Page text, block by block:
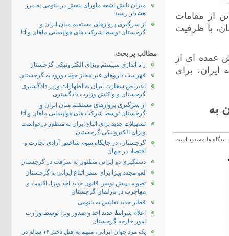
از مقامات
با ظرفیت
عمده ای از
برای
به
دیدگاه ها مسدود است
میزان تابش اشعه ماورای بنفش در باتومی به مرز
هشدار رسید
از سرگیری پروازهای مستقیم میان ایران و
گرجستان توسط شرکت های هواپیمایی ماهان و آتا
مطالب پر بحث
راه اندازی سیستم ویزای الکترونیکی گرجستان
فهرست داروهای غیر مجاز جهت ورود به گرجستان
اعتراض سفارت ایران به اظهارات وزیر دادگستری
گرجستان و واکنش وزارت دادگستری
از سرگیری پروازهای مستقیم میان ایران و
گرجستان توسط شرکت های هواپیمایی ماهان و آتا
تسهیلات جدید برای اتباع ایران به منظور درخواست
ویزای الکترونیکی گرجستان
گرجستان، در جایگاه سوم شاخص آزادی تجارت و
اقتصاد در جهان
دستگیری دو ایرانی مظنون به سرقت در گرجستان
لغو مجدد ویزا برای سفر اتباع ایرانی به گرجستان
تصویب پیش نویس قانون جدید اخذ ویزا، اقامت و
مهاجرت در پارلمان گرجستان
قطار جدید تفلیس به باتومی
اعلام شرایط جدید اخذ و صدور ویزا توسط وزارت
امور خارجه گرجستان
یک مرد جوان ایرانی، متهم به قتل دختر ۱۶ ساله در